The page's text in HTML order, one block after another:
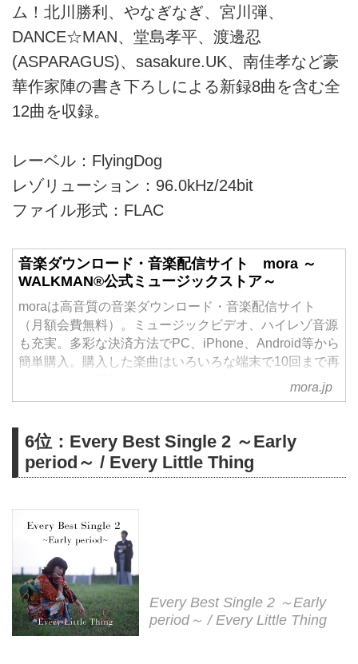
ム！北川勝利、やなぎなぎ、宮川弾、
DANCE☆MAN、堂島孝平、渡邊忍
(ASPARAGUS)、sasakure.UK、南佳孝など豪
華作家陣の書き下ろしによる新録8曲を含む全
12曲を収録。
レーベル：FlyingDog
レゾリューション：96.0kHz/24bit
ファイル形式：FLAC
音楽ダウンロード・音楽配信サイト mora ～
WALKMAN®公式ミュージックストア～
moraは高音質の音楽ダウンロード・音楽配信サイト
（月額会費無料）。ミュージックビデオ、ハイレゾ音源
も充実。多彩な決済方法でPC、iPhone、Android等から
簡単購入。購入した楽曲はいろいろな端末で10回まで再
mora.jp
6位：Every Best Single 2 ～Early
period～ / Every Little Thing
Every Best Single 2 ～Early
period～ / Every Little Thing